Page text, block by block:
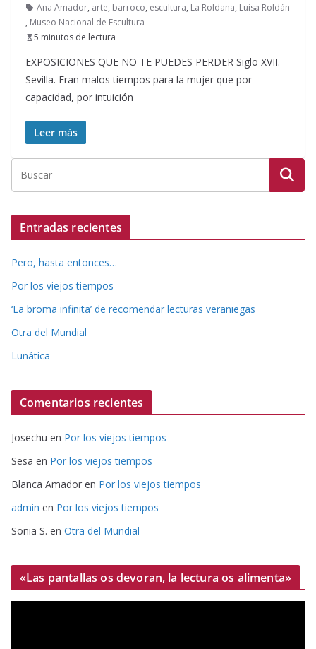
Ana Amador, arte, barroco, escultura, La Roldana, Luisa Roldán
, Museo Nacional de Escultura
5 minutos de lectura
EXPOSICIONES QUE NO TE PUEDES PERDER Siglo XVII.
Sevilla. Eran malos tiempos para la mujer que por
capacidad, por intuición
Leer más
Entradas recientes
Pero, hasta entonces…
Por los viejos tiempos
‘La broma infinita’ de recomendar lecturas veraniegas
Otra del Mundial
Lunática
Comentarios recientes
Josechu en Por los viejos tiempos
Sesa en Por los viejos tiempos
Blanca Amador en Por los viejos tiempos
admin en Por los viejos tiempos
Sonia S. en Otra del Mundial
«Las pantallas os devoran, la lectura os alimenta»